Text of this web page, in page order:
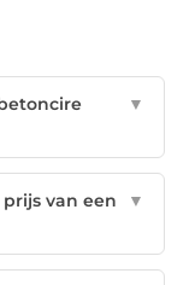
▼
van een
▼